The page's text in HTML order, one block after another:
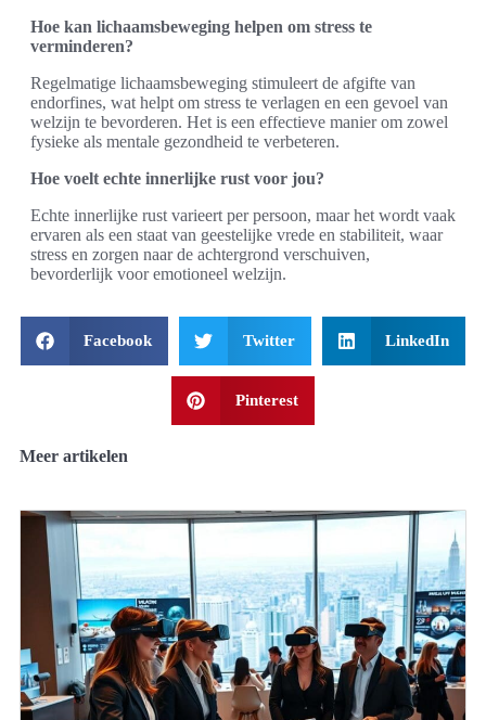
Hoe kan lichaamsbeweging helpen om stress te
verminderen?
Regelmatige lichaamsbeweging stimuleert de afgifte van
endorfines, wat helpt om stress te verlagen en een gevoel van
welzijn te bevorderen. Het is een effectieve manier om zowel
fysieke als mentale gezondheid te verbeteren.
Hoe voelt echte innerlijke rust voor jou?
Echte innerlijke rust varieert per persoon, maar het wordt vaak
ervaren als een staat van geestelijke vrede en stabiliteit, waar
stress en zorgen naar de achtergrond verschuiven,
bevorderlijk voor emotioneel welzijn.
Facebook Twitter LinkedIn
Pinterest
Meer artikelen